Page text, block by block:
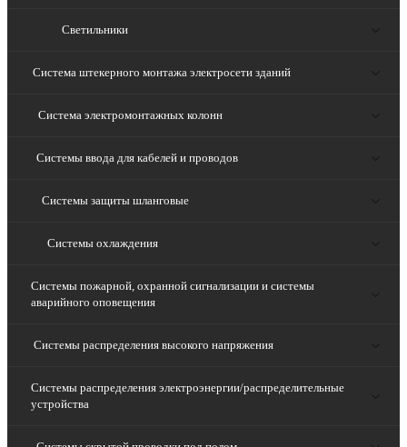
Светильники
Система штекерного монтажа электросети зданий
Система электромонтажных колонн
Системы ввода для кабелей и проводов
Системы защиты шланговые
Системы охлаждения
Системы пожарной, охранной сигнализации и системы
аварийного оповещения
Системы распределения высокого напряжения
Системы распределения электроэнергии/распределительные
устройства